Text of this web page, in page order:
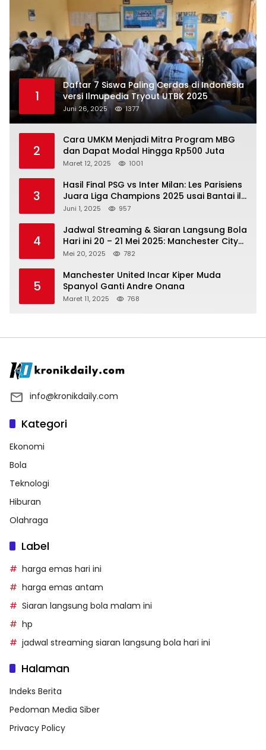
1
Daftar 7 Siswa Paling Cerdas di Indonesia
versi Ilmupedia Tryout UTBK 2025
Juni 26, 2025 1377
2
Cara UMKM Menjadi Mitra Program MBG
dan Dapat Modal Hingga Rp500 Juta
Maret 12, 2025 1001
3
Hasil Final PSG vs Inter Milan: Les Parisiens
Juara Liga Champions 2025 usai Bantai il
Nerazzurri
Juni 1, 2025 957
4
Jadwal Streaming & Siaran Langsung Bola
Hari ini 20 – 21 Mei 2025: Manchester City
vs Bournemouth
Mei 20, 2025 782
5
Manchester United Incar Kiper Muda
Spanyol Ganti Andre Onana
Maret 11, 2025 768
info@kronikdaily.com
Kategori
Ekonomi
Bola
Teknologi
Hiburan
Olahraga
Label
harga emas hari ini
harga emas antam
Siaran langsung bola malam ini
hp
jadwal streaming siaran langsung bola hari ini
Halaman
Indeks Berita
Pedoman Media Siber
Privacy Policy